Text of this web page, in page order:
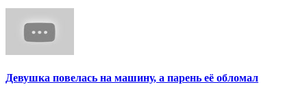
Девушка повелась на машину, а парень её обломал